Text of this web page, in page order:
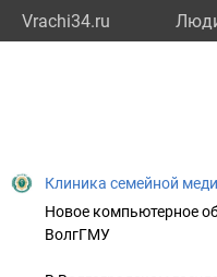
Vrachi34.ru
Клиника семейной
Новое компьютерное
ВолгГМУ